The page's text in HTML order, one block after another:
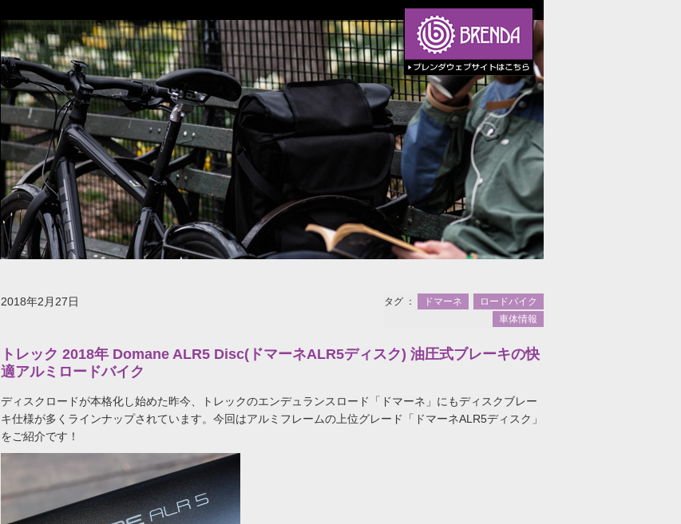
2018年2月27日 タグ ： ドマーネ
ロードバイク
車体情報
トレック 2018年 Domane ALR5 Disc(ドマーネALR5ディスク) 油圧式ブレーキの快
適アルミロードバイク
ディスクロードが本格化し始めた昨今、トレックのエンデュランスロード「ドマーネ」にもディスクブレー
キ仕様が多くラインナップされています。今回はアルミフレームの上位グレード「ドマーネALR5ディスク」
をご紹介です！